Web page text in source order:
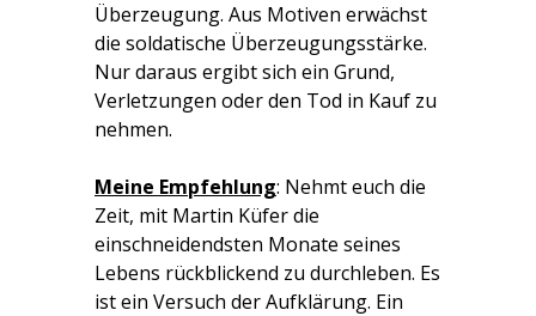
Überzeugung. Aus Motiven erwächst
die soldatische Überzeugungsstärke.
Nur daraus ergibt sich ein Grund,
Verletzungen oder den Tod in Kauf zu
nehmen.
Meine Empfehlung: Nehmt euch die
Zeit, mit Martin Küfer die
einschneidendsten Monate seines
Lebens rückblickend zu durchleben. Es
ist ein Versuch der Aufklärung. Ein